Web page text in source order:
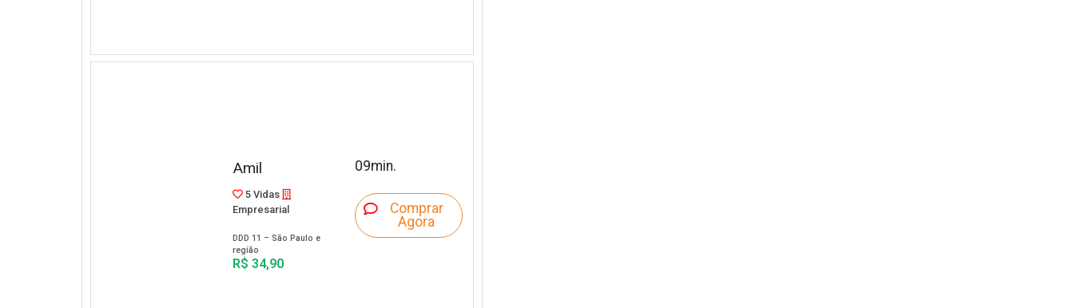
Amil
5 Vidas
Empresarial
DDD 11 – São Paulo e
região
R$ 34,90
09min.
Comprar
Agora